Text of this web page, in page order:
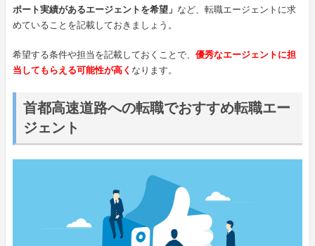
ポート実績があるエージェントを希望」 など、転職エージェントに求
めていることを記載しておきましょう。
希望する条件や担当を記載しておくことで、 優秀なエージェントに担
当してもらえる可能性が高く なります。
首都高速道路への転職でおすすめ転職エー
ジェント